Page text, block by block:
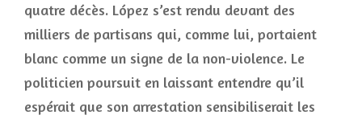
quatre décès. López s’est rendu devant des
milliers de partisans qui, comme lui, portaient
blanc comme un signe de la non-violence. Le
politicien poursuit en laissant entendre qu’il
espérait que son arrestation sensibiliserait les